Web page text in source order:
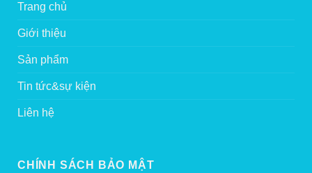
Trang chủ
Giới thiệu
Sản phẩm
Tin tức&sự kiện
Liên hệ
CHÍNH SÁCH BẢO MẬT